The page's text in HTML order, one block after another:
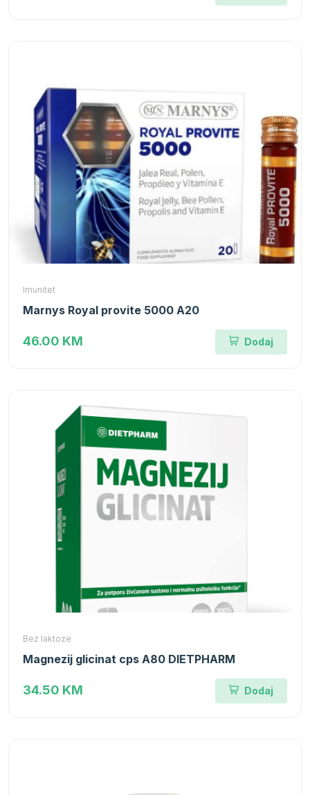
Imunitet
Marnys Royal provite 5000 A20
46.00 KM Dodaj
Bez laktoze
Magnezij glicinat cps A80 DIETPHARM
34.50 KM Dodaj